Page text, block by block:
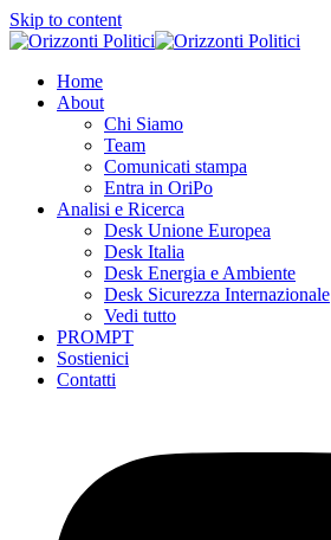
Skip to content
Home
About
Chi Siamo
Team
Comunicati stampa
Entra in OriPo
Analisi e Ricerca
Desk Unione Europea
Desk Italia
Desk Energia e Ambiente
Desk Sicurezza Internazionale
Vedi tutto
PROMPT
Sostienici
Contatti